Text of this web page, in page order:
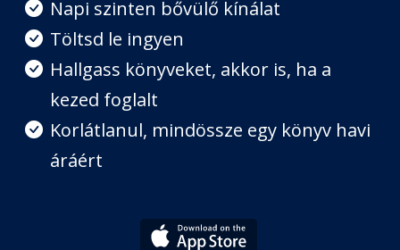
Napi szinten bővülő kínálat
Töltsd le ingyen
Hallgass könyveket, akkor is, ha a
kezed foglalt
Korlátlanul, mindössze egy könyv havi
áráért